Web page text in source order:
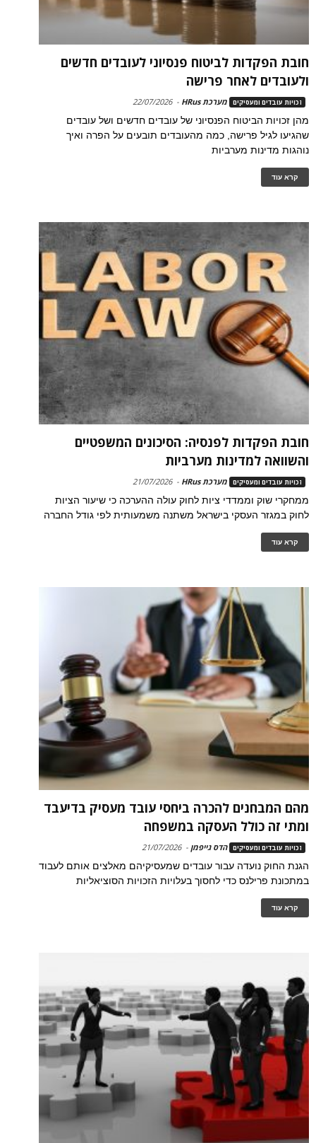
חובת הפקדות לביטוח פנסיוני לעובדים חדשים
ולעובדים לאחר פרישה
זכויות עובדים ומעסיקים מערכת HRus -
22/07/2026
מהן זכויות הביטוח הפנסיוני של עובדים חדשים ושל עובדים
שהגיעו לגיל פרישה, כמה מהעובדים תובעים על הפרה ואיך
נוהגות מדינות מערביות
קרא עוד
חובת הפקדות לפנסיה: הסיכונים המשפטיים
והשוואה למדינות מערביות
זכויות עובדים ומעסיקים מערכת HRus -
21/07/2026
ממחקרי שוק וממדדי ציות לחוק עולה ההערכה כי שיעור הציות
לחוק במגזר העסקי בישראל משתנה משמעותית לפי גודל החברה
קרא עוד
מהם המבחנים להכרה ביחסי עובד מעסיק בדיעבד
ומתי זה כולל העסקה במשפחה
זכויות עובדים ומעסיקים הדס גייפמן -
21/07/2026
הגנת החוק נועדה עבור עובדים שמעסיקיהם מאלצים אותם לעבוד
במתכונת פרילנס כדי לחסוך בעלויות הזכויות הסוציאליות
קרא עוד